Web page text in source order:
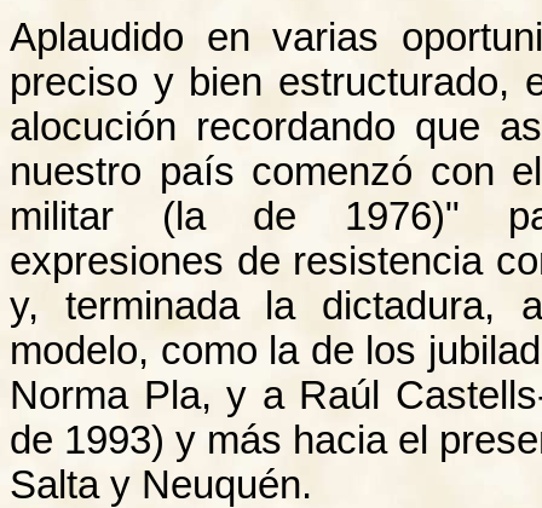
Aplaudido en varias
preciso y bien estructurado,
alocución recordando que
nuestro país comenzó con
militar (la de 1976)"
expresiones de resistencia
y, terminada la dictadura,
modelo, como la de los
Norma Pla, y a Raúl
de 1993) y más hacia el
Salta y Neuquén.